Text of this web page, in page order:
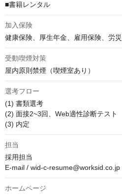
■書籍レンタル
加入保険
健康保険、厚生年金、雇用保険、労
受動喫煙対策
屋内原則禁煙（喫煙室あり）
選考フロー
(1) 書類選考
(2) 面接2~3回、Web適性診断テスト
(3) 内定
担当
採用担当
E-mail / wid-c-resume@worksid.co.jp
ホームページ